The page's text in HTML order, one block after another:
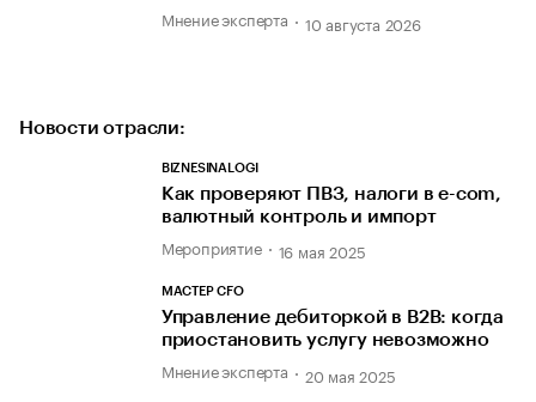
Мнение эксперта 10 августа 2026
Новости отрасли:
BIZNESINALOGI
Как проверяют ПВЗ, налоги в e-com,
валютный контроль и импорт
Мероприятие 16 мая 2025
МАСТЕР CFO
Управление дебиторкой в B2B: когда
приостановить услугу невозможно
Мнение эксперта 20 мая 2025